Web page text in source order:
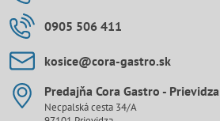
0905 506 411
kosice​@cora-gastro​.sk
Predajňa Cora Gastro - Prievidza
Necpalská cesta 34/A